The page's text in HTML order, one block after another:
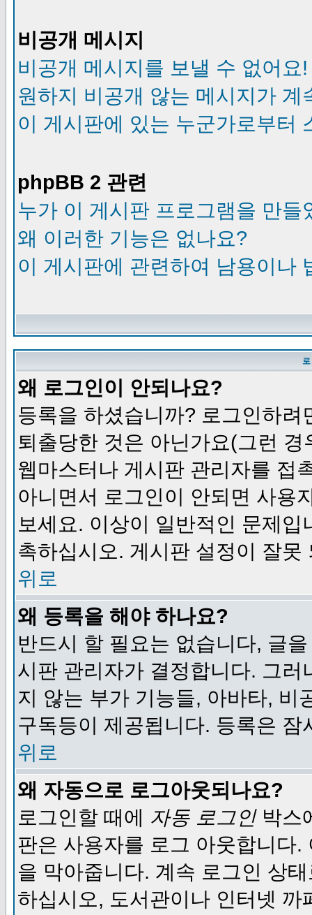
비공개 메시지
비공개 메시지를 보낼 수 없어요!
원하지 비공개 않는 메시지가 계
이 게시판에 있는 누군가로부터
phpBB 2 관련
누가 이 게시판 프로그램을 만들
왜 이러한 기능은 없나요?
이 게시판에 관련하여 남용이나
왜 로그인이 안되나요?
등록을 하셨습니까? 로그인하
퇴출당한 것은 아닌가요(그런
웹마스터나 게시판 관리자를 접
아니면서 로그인이 안되면 사용
보세요. 이상이 일반적인 문제
촉하십시오. 게시판 설정이 잘못
위로
왜 등록을 해야 하나요?
반드시 할 필요는 없습니다, 글
시판 관리자가 결정합니다. 그
지 않는 부가 기능들, 아바타, 비
구독등이 제공됩니다. 등록은
위로
왜 자동으로 로그아웃되나요?
로그인할 때에 자동 로그인박스
판은 사용자를 로그 아웃합니다
을 막아줍니다. 계속 로그인 상
하십시오, 도서관이나 인터넷